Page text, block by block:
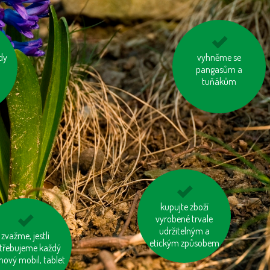
vyhněme se
pangasům a
tuňákům
nepřetápějme
místnosti
zvažme, jestli
každý
mobil, tablet
výrobky
palmový
olej
kupujte zboží
vyrobené trvale
udržitelným a
etickým způsobem
používejme dobíjecí
baterie